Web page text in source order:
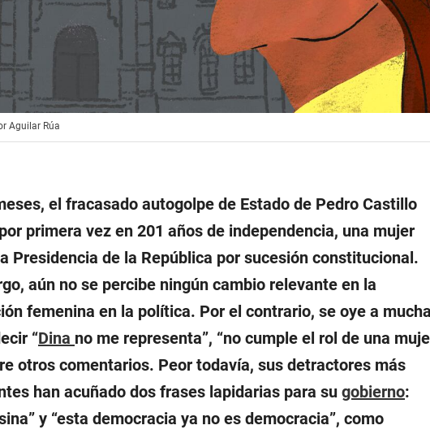
Aguilar Rúa
el fracasado autogolpe de Estado de Pedro Castillo
primera vez en 201 años de independencia, una mujer
Presidencia de la República por sucesión constitucional.
aún no se percibe ningún cambio relevante en la
femenina en la política. Por el contrario, se oye a
“Dina no me representa”, “no cumple el rol de una
otros comentarios. Peor todavía, sus detractores más
han acuñado dos frases lapidarias para su gobierno:
y “esta democracia ya no es democracia”, como